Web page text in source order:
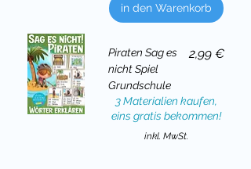
in den Warenkorb
Piraten Sag es
nicht Spiel
Grundschule
Preis
2,99 €
3 Materialien kaufen,
eins gratis bekommen!
inkl. MwSt.